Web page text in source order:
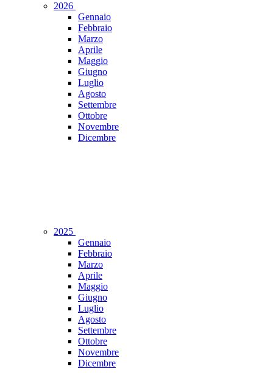
2026
Gennaio
Febbraio
Marzo
Aprile
Maggio
Giugno
Luglio
Agosto
Settembre
Ottobre
Novembre
Dicembre
2025
Gennaio
Febbraio
Marzo
Aprile
Maggio
Giugno
Luglio
Agosto
Settembre
Ottobre
Novembre
Dicembre